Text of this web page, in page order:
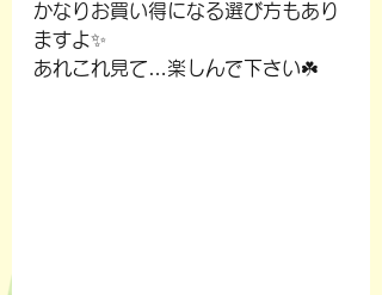
かなりお買い得になる選び方もあり
ますよ✨
あれこれ見て…楽しんで下さい☘️